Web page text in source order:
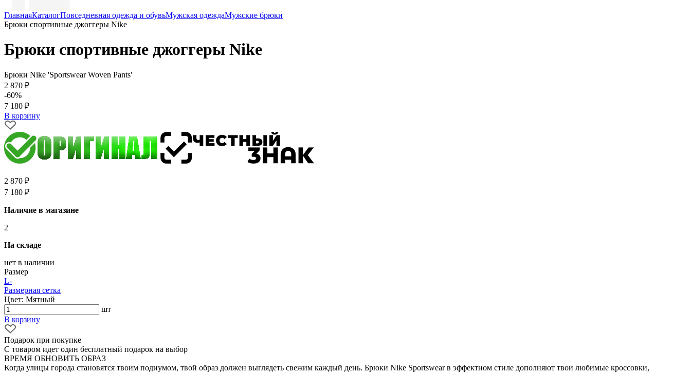
ГлавнаяКаталогПовседневная одежда и обувьМужская одеждаМужские брюки
Брюки спортивные джоггеры Nike
Брюки спортивные джоггеры Nike
Брюки Nike 'Sportswear Woven Pants'
2 870 ₽
-60%
7 180 ₽
В корзину
2 870 ₽
7 180 ₽
Наличие в магазине
2
На складе
нет в наличии
Размер
L-
Размерная сетка
Цвет: Мятный
шт
В корзину
Подарок при покупке
С товаром идет один бесплатный подарок на выбор
ВРЕМЯ ОБНОВИТЬ ОБРАЗ
Когда улицы города становятся твоим подиумом, твой образ должен выглядеть свежим каждый день. Брюки Nike Sportswear в эффектном стиле дополняют твои любимые кроссовки,